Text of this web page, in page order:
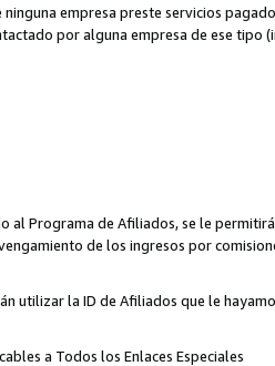
empresa preste servicios
por alguna empresa de ese
al Programa de Afiliados, se le
de los ingresos por
utilizar la ID de Afiliados que le
a Todos los Enlaces Especiales